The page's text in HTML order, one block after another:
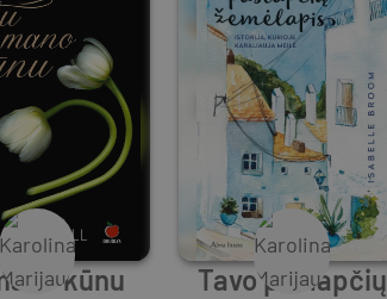
kūnu
Tavo paslapčių